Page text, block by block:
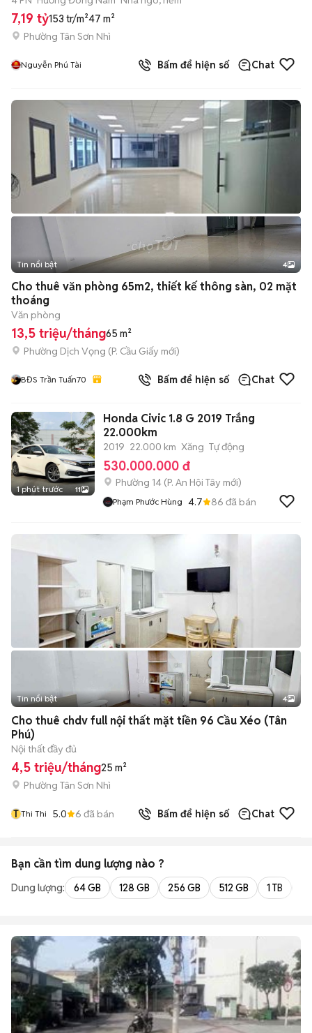
7,19 tỷ153 tr/m²47 m²
Phường Tân Sơn Nhì
Nguyễn Phú Tài Bấm để hiện số Chat
Tin nổi bật 4
Cho thuê văn phòng 65m2, thiết kế thông sàn, 02 mặt
thoáng
Văn phòng
13,5 triệu/tháng65 m²
Phường Dịch Vọng (P. Cầu Giấy mới)
BĐS Trần Tuấn70 Bấm để hiện số Chat
1 phút trước 11
Honda Civic 1.8 G 2019 Trắng
22.000km
2019 22.000 km Xăng Tự động
530.000.000 đ
Phường 14 (P. An Hội Tây mới)
Phạm Phước Hùng 4.7 86 đã bán
Tin nổi bật 4
Cho thuê chdv full nội thất mặt tiền 96 Cầu Xéo (Tân
Phú)
Nội thất đầy đủ
4,5 triệu/tháng25 m²
Phường Tân Sơn Nhì
T Thi Thi 5.0 6 đã bán Bấm để hiện số Chat
Bạn cần tìm dung lượng nào ?
Dung lượng: 64 GB 128 GB 256 GB 512 GB 1 TB